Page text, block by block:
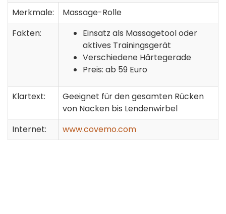
Merkmale:
Massage-Rolle
Fakten:
Einsatz als Massagetool oder
aktives Trainingsgerät
Verschiedene Härtegerade
Preis: ab 59 Euro
Klartext:
Geeignet für den gesamten Rücken
von Nacken bis Lendenwirbel
Internet:
www.covemo.com